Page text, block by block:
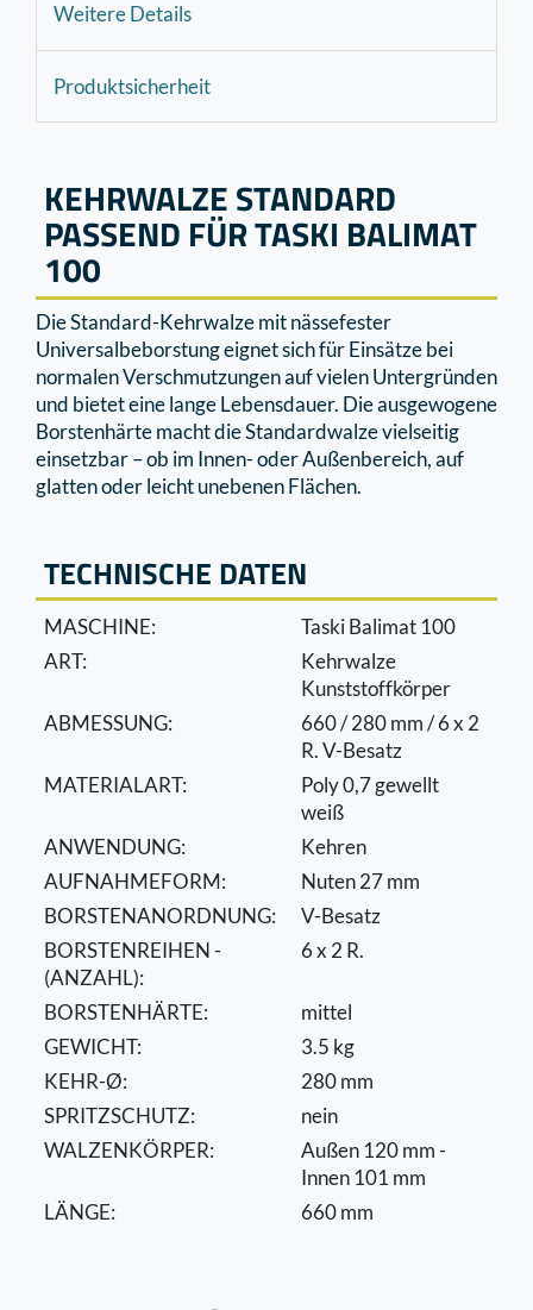
Weitere Details
Produktsicherheit
KEHRWALZE STANDARD
PASSEND FÜR TASKI BALIMAT
100
Die Standard-Kehrwalze mit nässefester
Universalbeborstung eignet sich für Einsätze bei
normalen Verschmutzungen auf vielen Untergründen
und bietet eine lange Lebensdauer. Die ausgewogene
Borstenhärte macht die Standardwalze vielseitig
einsetzbar – ob im Innen- oder Außenbereich, auf
glatten oder leicht unebenen Flächen.
TECHNISCHE DATEN
MASCHINE:
Taski Balimat 100
ART:
Kehrwalze
Kunststoffkörper
ABMESSUNG:
660 / 280 mm / 6 x 2
R. V-Besatz
MATERIALART:
Poly 0,7 gewellt
weiß
ANWENDUNG:
Kehren
AUFNAHMEFORM:
Nuten 27 mm
BORSTENANORDNUNG:
V-Besatz
BORSTENREIHEN -
(ANZAHL):
6 x 2 R.
BORSTENHÄRTE:
mittel
GEWICHT:
3.5 kg
KEHR-Ø:
280 mm
SPRITZSCHUTZ:
nein
WALZENKÖRPER:
Außen 120 mm -
Innen 101 mm
LÄNGE:
660 mm